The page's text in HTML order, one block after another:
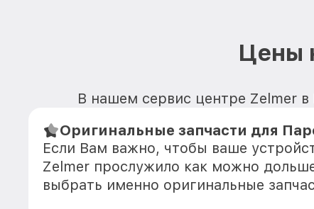
Цены
В нашем сервис центре Zelmer в
Оригинальные запчасти для
Если Вам важно, чтобы ваше
Zelmer прослужило как можно
выбрать именно оригинальные